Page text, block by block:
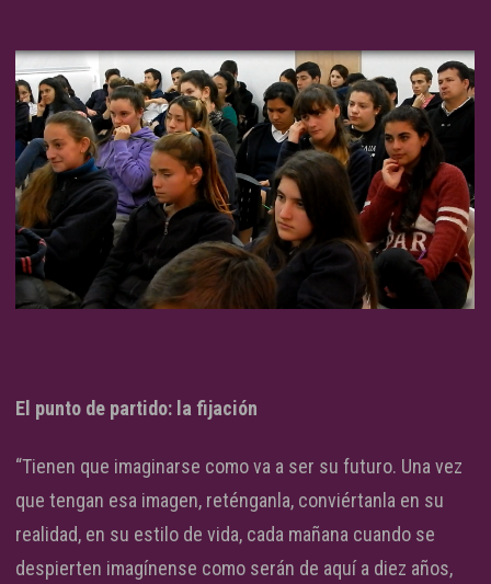
El punto de partido: la fijación
“Tienen que imaginarse como va a ser su futuro. Una vez
que tengan esa imagen, reténganla, conviértanla en su
realidad, en su estilo de vida, cada mañana cuando se
despierten imagínense como serán de aquí a diez años,